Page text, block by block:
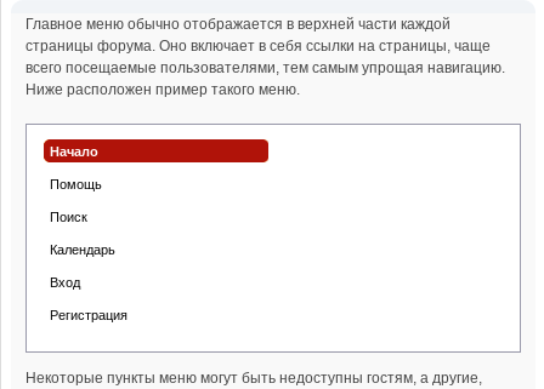
Главное меню обычно отображается в верхней части каждой
страницы форума. Оно включает в себя ссылки на страницы, чаще
всего посещаемые пользователями, тем самым упрощая навигацию.
Ниже расположен пример такого меню.
Начало
Помощь
Поиск
Календарь
Вход
Регистрация
Некоторые пункты меню могут быть недоступны гостям, а другие,